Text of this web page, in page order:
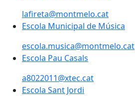
lafireta@montmelo.cat
Escola Municipal de Música
escola.musica@montmelo.cat
Escola Pau Casals
a8022011@xtec.cat
Escola Sant Jordi